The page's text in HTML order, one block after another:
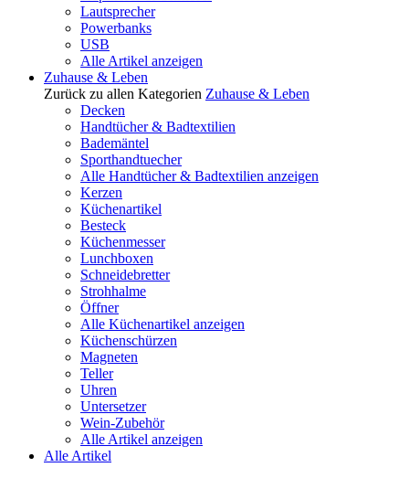
Lautsprecher
Powerbanks
USB
Alle Artikel anzeigen
Zuhause & Leben
Zurück zu allen Kategorien Zuhause & Leben
Decken
Handtücher & Badtextilien
Bademäntel
Sporthandtuecher
Alle Handtücher & Badtextilien anzeigen
Kerzen
Küchenartikel
Besteck
Küchenmesser
Lunchboxen
Schneidebretter
Strohhalme
Öffner
Alle Küchenartikel anzeigen
Küchenschürzen
Magneten
Teller
Uhren
Untersetzer
Wein-Zubehör
Alle Artikel anzeigen
Alle Artikel